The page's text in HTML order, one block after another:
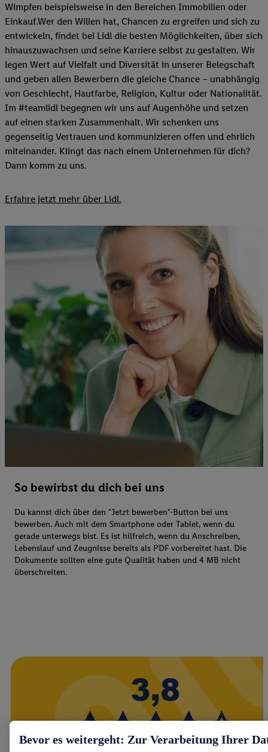
Wimpfen beispielsweise in den Bereichen Immobilien oder
Einkauf.Wer den Willen hat, Chancen zu ergreifen und sich zu
entwickeln, findet bei Lidl die besten Möglichkeiten, über sich
hinauszuwachsen und seine Karriere selbst zu gestalten. Wir
legen Wert auf Vielfalt und Diversität in unserer Belegschaft
und geben allen Bewerbern die gleiche Chance – unabhängig
von Geschlecht, Hautfarbe, Religion, Kultur oder Nationalität.
Im #teamlidl begegnen wir uns auf Augenhöhe und setzen
auf einen starken Zusammenhalt. Wir schenken uns
gegenseitig Vertrauen und kommunizieren offen und ehrlich
miteinander. Klingt das nach einem Unternehmen für dich?
Dann komm zu uns.​
Erfahre jetzt mehr über Lidl.
So bewirbst du dich bei uns
Du kannst dich über den "Jetzt bewerben"-Button bei uns
bewerben. Auch mit dem Smartphone oder Tablet, wenn du
gerade unterwegs bist. Es ist hilfreich, wenn du Anschreiben,
Lebenslauf und Zeugnisse bereits als PDF vorbereitet hast. Die
Dokumente sollten eine gute Qualität haben und 4 MB nicht
überschreiten.
Bevor es weitergeht: Zur Verarbeitung Ihrer